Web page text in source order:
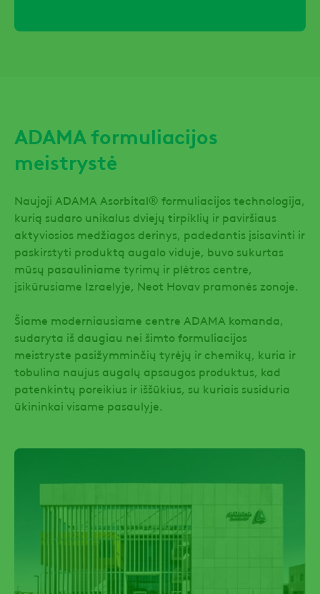
ADAMA formuliacijos
meistrystė
Naujoji ADAMA Asorbital® formuliacijos technologija,
kurią sudaro unikalus dviejų tirpiklių ir paviršiaus
aktyviosios medžiagos derinys, padedantis įsisavinti ir
paskirstyti produktą augalo viduje, buvo sukurtas
mūsų pasauliniame tyrimų ir plėtros centre,
įsikūrusiame Izraelyje, Neot Hovav pramonės zonoje.
Šiame moderniausiame centre ADAMA komanda,
sudaryta iš daugiau nei šimto formuliacijos
meistryste pasižymminčių tyrėjų ir chemikų, kuria ir
tobulina naujus augalų apsaugos produktus, kad
patenkintų poreikius ir iššūkius, su kuriais susiduria
ūkininkai visame pasaulyje.